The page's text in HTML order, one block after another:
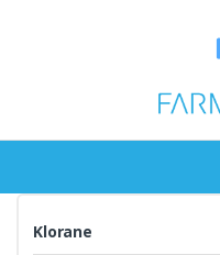
Klorane